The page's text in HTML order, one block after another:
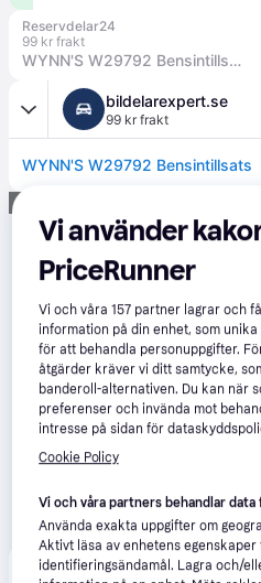
Reservdelar24
99 kr frakt
WYNN'S W29792 Bensintillsats
bildelarexpert.se
99 kr frakt
WYNN'S W29792 Bensintillsats
Annons
Produkten finns även hos 2
Vi använder
PriceRunner
Vi och våra157 partner lagrar och
information på din enhet, som
för att behandla personuppgifter.
åtgärder kräver vi ditt samtycke,
banderoll-alternativen. Du kan när
preferenser och invända mot
intresse på sidan för
Cookie Policy
Vi och våra partners behandlar
Använda exakta uppgifter om
Aktivt läsa av enhetens egenskaper
identifieringsändamål. Lagra och/